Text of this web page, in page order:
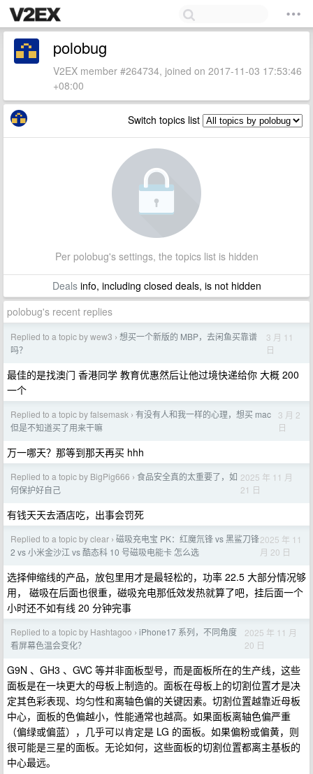
polobug
V2EX member #264734, joined on 2017-11-03 17:53:46
+08:00
Switch topics list
Per polobug's settings, the topics list is hidden
Dealsinfo, including closed deals, is not hidden
polobug's recent replies
Replied to a topic by wew3 › 想买一个新版的 MBP，去闲鱼买靠谱
吗？
3 月 11
日
最佳的是找澳门 香港同学 教育优惠然后让他过境快递给你 大概 200
一个
Replied to a topic by falsemask › 有没有人和我一样的心理，想买 mac
但是不知道买了用来干嘛
3 月 2
日
万一哪天？那等到那天再买 hhh
Replied to a topic by BigPig666 › 食品安全真的太重要了，如
何保护好自己
2025 年 11 月
21 日
有钱天天去酒店吃，出事会罚死
Replied to a topic by clear › 磁吸充电宝 PK：红魔氘锋 vs 黑鲨刀锋
2 vs 小米金沙江 vs 酷态科 10 号磁吸电能卡 怎么选
2025 年 11
月 20 日
选择伸缩线的产品，放包里用才是最轻松的，功率 22.5 大部分情况够
用， 磁吸在后面也很重，磁吸充电那低效发热就算了吧，挂后面一个
小时还不如有线 20 分钟完事
Replied to a topic by Hashtagoo › iPhone17 系列，不同角度
看屏幕色温会变化？
2025 年 11 月
20 日
G9N 、GH3 、GVC 等并非面板型号，而是面板所在的生产线，这些
面板是在一块更大的母板上制造的。面板在母板上的切割位置才是决
定其色彩表现、均匀性和离轴色偏的关键因素。切割位置越靠近母板
中心，面板的色偏越小，性能通常也越高。如果面板离轴色偏严重
（偏绿或偏蓝），几乎可以肯定是 LG 的面板。如果偏粉或偏黄，则
很可能是三星的面板。无论如何，这些面板的切割位置都离主基板的
中心最远。